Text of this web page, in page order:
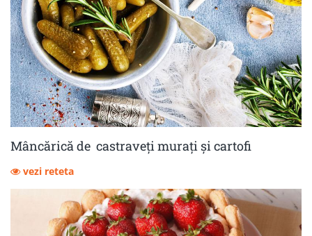
Mâncărică de castraveţi muraţi şi cartofi
vezi reteta